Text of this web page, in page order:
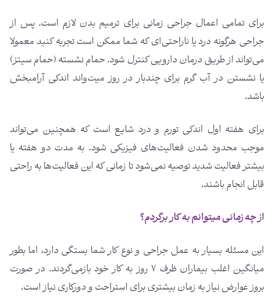
برای تمامی اعمال جراحی زمانی برای ترمیم بدن لازم است. پس از
جراحی هرگونه درد یا ناراحتی­‌ای که شما ممکن است تجربه کنید معمولا
می‌­تواند از طریق درمان دارویی کنترل شود. حمام نشسته (حمام سیتز)
یا نشستن در آب گرم برای چندبار در روز میت‌واند اندکی آرامبخش
باشد.
برای هفته اول اندکی تورم و درد شایع است که همچنین می­‌تواند
موجب محدود شدن فعالیت­‌های فیزیکی شود. به مدت دو هفته یا
بیشتر فعالیت شدید توصیه نمی­‌شود تا زمانی که این فعالیت‌­ها به راحتی
قابل انجام باشند.
از چه زمانی میتوانم به کار برگردم؟
این مسئله بسیار به عمل جراحی و نوع کار شما بستگی دارد، اما بطور
میانگین اغلب بیماران ظرف ۷ روز به کار خود بازمی­‌گردند. در صورت
بروز عوارض نیاز به زمان بیشتری برای استراحت و دورکاری نیاز است.